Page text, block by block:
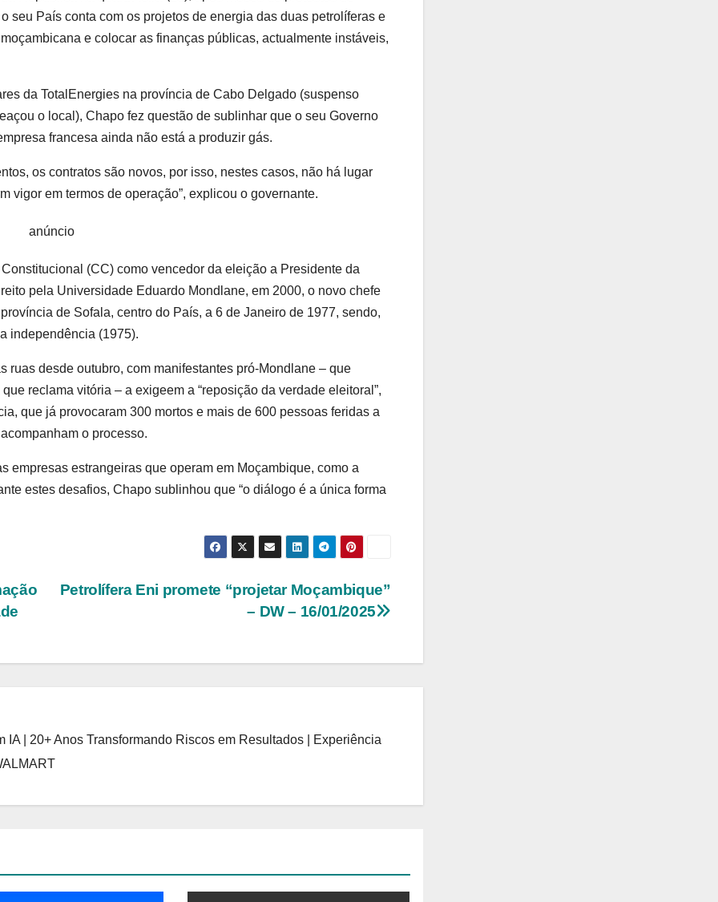
seu País conta com os projetos de energia das duas petrolíferas e
e colocar as finanças públicas, actualmente instáveis,
da TotalEnergies na província de Cabo Delgado (suspenso
o local), Chapo fez questão de sublinhar que o seu Governo
francesa ainda não está a produzir gás.
os contratos são novos, por isso, nestes casos, não há lugar
vigor em termos de operação”, explicou o governante.
anúncio
(CC) como vencedor da eleição a Presidente da
pela Universidade Eduardo Mondlane, em 2000, o novo chefe
de Sofala, centro do País, a 6 de Janeiro de 1977, sendo,
independência (1975).
ruas desde outubro, com manifestantes pró-Mondlane – que
reclama vitória – a exigeem a “reposição da verdade eleitoral”,
que já provocaram 300 mortos e mais de 600 pessoas feridas a
o processo.
empresas estrangeiras que operam em Moçambique, como a
estes desafios, Chapo sublinhou que “o diálogo é a única forma
Petrolífera Eni promete “projetar Moçambique”
– DW – 16/01/2025
| 20+ Anos Transformando Riscos em Resultados | Experiência